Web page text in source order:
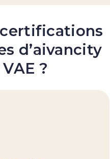
d’aivancity
?